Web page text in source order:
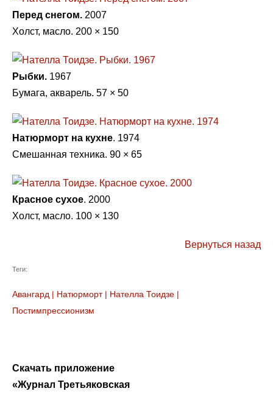
Перед снегом. 2007
Холст, масло. 200 × 150
Рыбки. 1967
Бумага, акварель. 57 × 50
Натюрморт на кухне. 1974
Смешанная техника. 90 × 65
Красное сухое. 2000
Холст, масло. 100 × 130
Вернуться назад
Теги:
Авангард | Натюрморт| Нателла Тоидзе |
Постимпрессионизм
Скачать приложение
«Журнал Третьяковская